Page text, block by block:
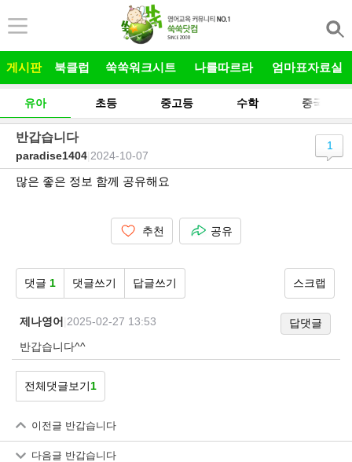
게시판 북클럽 쑥쑥워크시트 나를따르라 엄마표자료실
유아 초등 중고등 수학 중국어
반갑습니다
paradise1404 2024-10-07
1
많은 좋은 정보 함께 공유해요
추천 공유
댓글 1 댓글쓰기 답글쓰기 스크랩
제나영어 2025-02-27 13:53
답댓글
반갑습니다^^
전체댓글보기1
이전글 반갑습니다
다음글 반갑습니다